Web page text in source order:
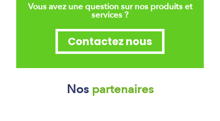
Vous avez une question sur nos produits et
services ?
Contactez nous
Nos partenaires